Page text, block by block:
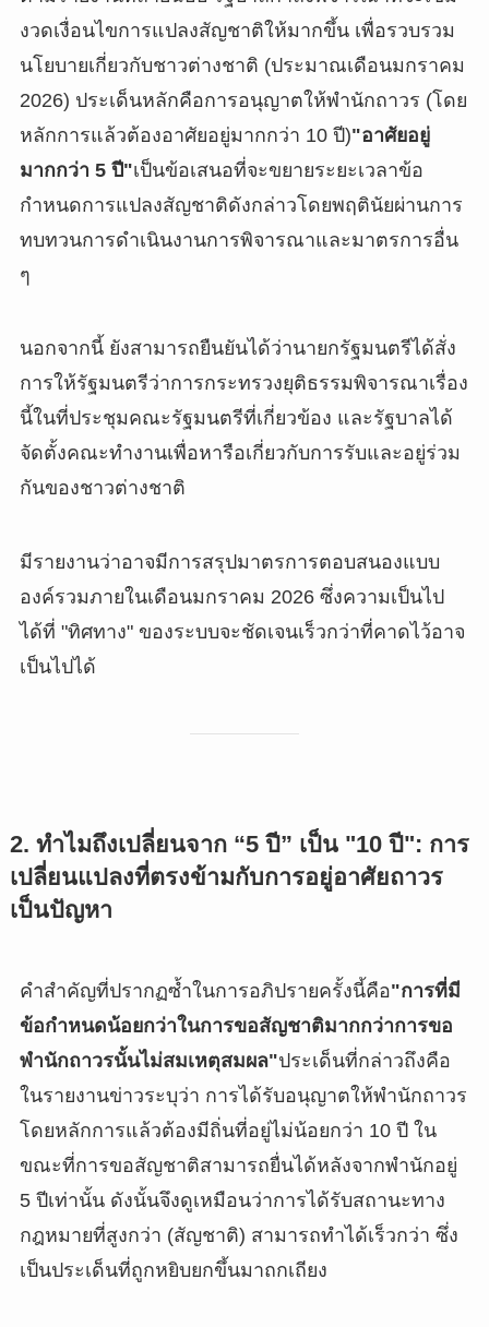
งวดเงื่อนไขการแปลงสัญชาติให้มากขึ้น เพื่อรวบรวม
นโยบายเกี่ยวกับชาวต่างชาติ (ประมาณเดือนมกราคม
2026) ประเด็นหลักคือการอนุญาตให้พำนักถาวร (โดย
หลักการแล้วต้องอาศัยอยู่มากกว่า 10 ปี)"อาศัยอยู่
มากกว่า 5 ปี"เป็นข้อเสนอที่จะขยายระยะเวลาข้อ
กำหนดการแปลงสัญชาติดังกล่าวโดยพฤตินัยผ่านการ
ทบทวนการดำเนินงานการพิจารณาและมาตรการอื่น
ๆ
นอกจากนี้ ยังสามารถยืนยันได้ว่านายกรัฐมนตรีได้สั่ง
การให้รัฐมนตรีว่าการกระทรวงยุติธรรมพิจารณาเรื่อง
นี้ในที่ประชุมคณะรัฐมนตรีที่เกี่ยวข้อง และรัฐบาลได้
จัดตั้งคณะทำงานเพื่อหารือเกี่ยวกับการรับและอยู่ร่วม
กันของชาวต่างชาติ
มีรายงานว่าอาจมีการสรุปมาตรการตอบสนองแบบ
องค์รวมภายในเดือนมกราคม 2026 ซึ่งความเป็นไป
ได้ที่ "ทิศทาง" ของระบบจะชัดเจนเร็วกว่าที่คาดไว้อาจ
เป็นไปได้
2. ทำไมถึงเปลี่ยนจาก “5 ปี” เป็น "10 ปี": การ
เปลี่ยนแปลงที่ตรงข้ามกับการอยู่อาศัยถาวร
เป็นปัญหา
คำสำคัญที่ปรากฏซ้ำในการอภิปรายครั้งนี้คือ"การที่มี
ข้อกำหนดน้อยกว่าในการขอสัญชาติมากกว่าการขอ
พำนักถาวรนั้นไม่สมเหตุสมผล"ประเด็นที่กล่าวถึงคือ
ในรายงานข่าวระบุว่า การได้รับอนุญาตให้พำนักถาวร
โดยหลักการแล้วต้องมีถิ่นที่อยู่ไม่น้อยกว่า 10 ปี ใน
ขณะที่การขอสัญชาติสามารถยื่นได้หลังจากพำนักอยู่
5 ปีเท่านั้น ดังนั้นจึงดูเหมือนว่าการได้รับสถานะทาง
กฎหมายที่สูงกว่า (สัญชาติ) สามารถทำได้เร็วกว่า ซึ่ง
เป็นประเด็นที่ถูกหยิบยกขึ้นมาถกเถียง